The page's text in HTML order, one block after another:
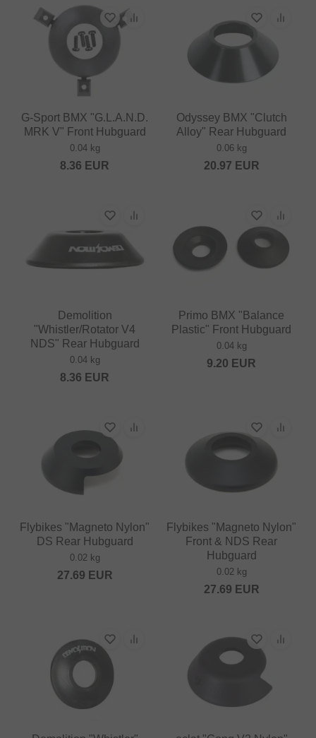
G-Sport BMX "G.L.A.N.D.
MRK V" Front Hubguard
0.04 kg
8.36 EUR
Odyssey BMX "Clutch
Alloy" Rear Hubguard
0.06 kg
20.97 EUR
Demolition
"Whistler/Rotator V4
NDS" Rear Hubguard
0.04 kg
8.36 EUR
Primo BMX "Balance
Plastic" Front Hubguard
0.04 kg
9.20 EUR
Flybikes "Magneto Nylon"
DS Rear Hubguard
0.02 kg
27.69 EUR
Flybikes "Magneto Nylon"
Front & NDS Rear
Hubguard
0.02 kg
27.69 EUR